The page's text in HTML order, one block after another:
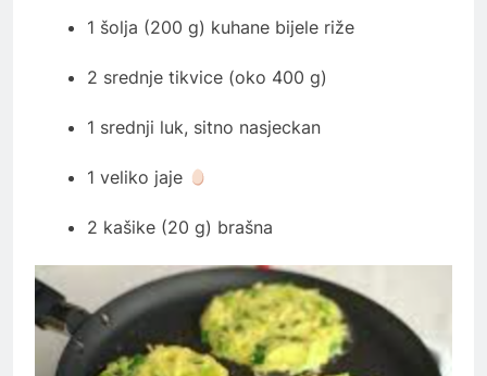
1 šolja (200 g) kuhane bijele riže
2 srednje tikvice (oko 400 g)
1 srednji luk, sitno nasjeckan
1 veliko jaje
2 kašike (20 g) brašna